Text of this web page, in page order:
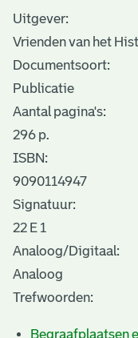
Uitgever:
Vrienden van het
Documentsoort:
Publicatie
Aantal pagina's:
296 p.
ISBN:
9090114947
Signatuur:
22 E 1
Analoog/Digitaal:
Analoog
Trefwoorden:
Begraafplaatsen